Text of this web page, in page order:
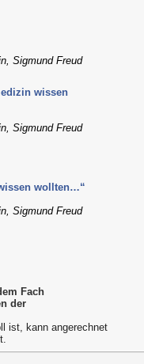
Sigmund Freud
wissen
Sigmund Freud
wollten…“
Sigmund Freud
Fach
der
ist, kann angerechnet